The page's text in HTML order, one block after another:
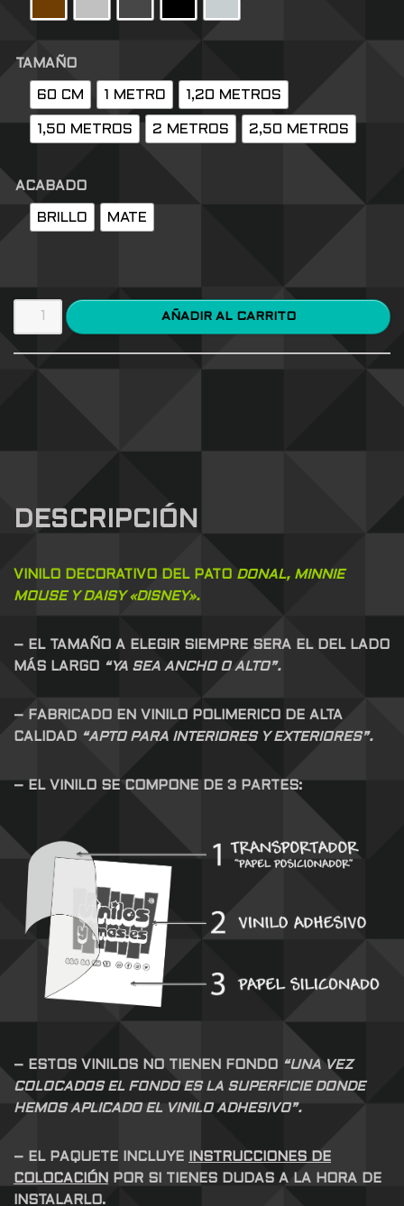
TAMAÑO
60 CM 1 METRO 1,20 METROS
1,50 METROS 2 METROS 2,50 METROS
ACABADO
BRILLO MATE
AÑADIR AL CARRITO
DESCRIPCIÓN
VINILO DECORATIVO DEL PATO DONAL, MINNIE
MOUSE Y DAISY «DISNEY».
– EL TAMAÑO A ELEGIR SIEMPRE SERA EL DEL LADO
MÁS LARGO “YA SEA ANCHO O ALTO”.
– FABRICADO EN VINILO POLIMERICO DE ALTA
CALIDAD “APTO PARA INTERIORES Y EXTERIORES”.
– EL VINILO SE COMPONE DE 3 PARTES:
– ESTOS VINILOS NO TIENEN FONDO
“UNA VEZ
COLOCADOS EL FONDO ES LA SUPERFICIE DONDE
HEMOS APLICADO EL VINILO ADHESIVO”.
– EL PAQUETE INCLUYE
INSTRUCCIONES DE
COLOCACIÓN
POR SI TIENES DUDAS A LA HORA DE
INSTALARLO.